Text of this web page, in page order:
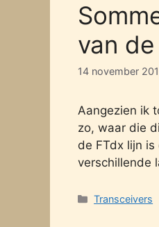
van
14 november
Aangezien ik
zo, waar die
de FTdx lijn
verschillende
Categories
Transceivers